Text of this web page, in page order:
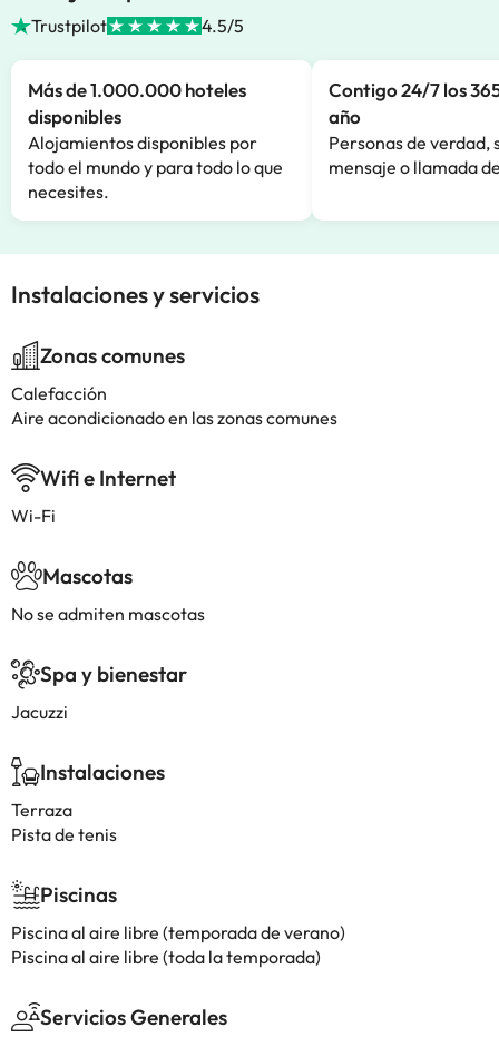
Trustpilot 4.5/5
Más de 1.000.000 hoteles
disponibles
Alojamientos disponibles por
todo el mundo y para todo lo que
necesites.
Contigo 24/7 los
año
Personas de verdad,
mensaje o llamada
Instalaciones y servicios
Zonas comunes
Calefacción
Aire acondicionado en las zonas comunes
Wifi e Internet
Wi-Fi
Mascotas
No se admiten mascotas
Spa y bienestar
Jacuzzi
Instalaciones
Terraza
Pista de tenis
Piscinas
Piscina al aire libre (temporada de verano)
Piscina al aire libre (toda la temporada)
Servicios Generales